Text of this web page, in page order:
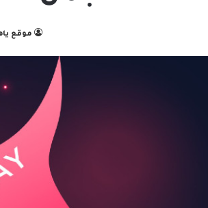
موقع